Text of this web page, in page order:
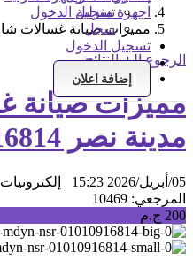
تسجيل الدخول
سجل
تسجيل الدخول
سجل
إضافة اعلان
اجهزة منزلية
مميزات صيانة غسالات شارب
الرجوع إلى النتائج
مميزات صيانة
مدينة نصر 01010916814
05/أبريل/2026 15:23
المرجعي: 10469
200 ج.م